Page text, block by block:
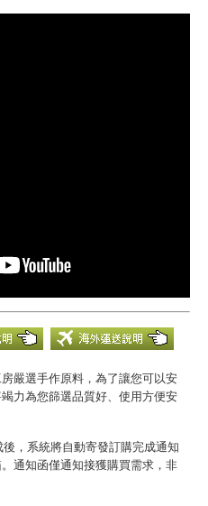
嚴選手作原料，為了讓您可以安
力為您篩選品質好、使用方便安
，系統將自動寄發訂購完成通知
通知函僅通知接獲購買需求，非